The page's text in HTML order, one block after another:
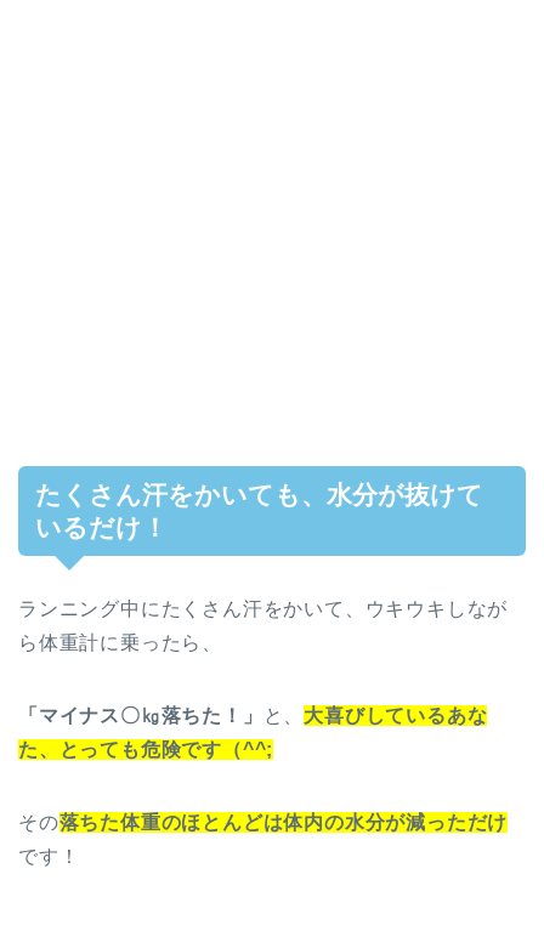
たくさん汗をかいても、水分が抜けて
いるだけ！
ランニング中にたくさん汗をかいて、ウキウキしなが
ら体重計に乗ったら、
「マイナス〇㎏落ちた！」 と、 大喜びしているあな
た、とっても危険です（^^;
その落ちた体重のほとんどは体内の水分が減っただけ
です！